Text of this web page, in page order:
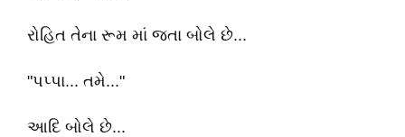
રોહિત તેના રૂમ માં જતા બોલે છે...
"પપ્પા... તમે..."
આદિ બોલે છે...